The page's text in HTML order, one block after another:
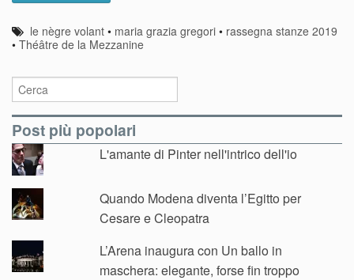
le nègre volant • maria grazia gregori • rassegna stanze 2019
• Théâtre de la Mezzanine
Post più popolari
L'amante di Pinter nell'intrico dell'io
Quando Modena diventa l’Egitto per
Cesare e Cleopatra
L’Arena inaugura con Un ballo in
maschera: elegante, forse fin troppo